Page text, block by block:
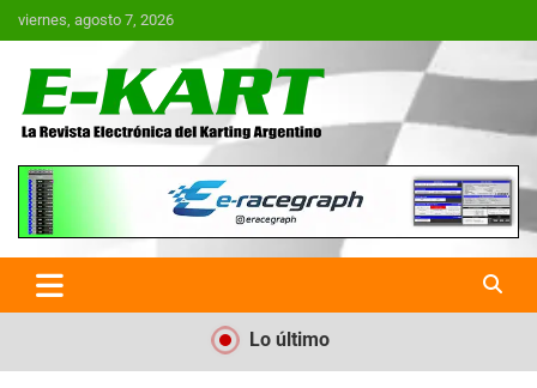
Saltar
al
viernes, agosto 7, 2026
E-Kart.com.ar | La Revista
Electrónica del Karting en
Argentina
Lo último